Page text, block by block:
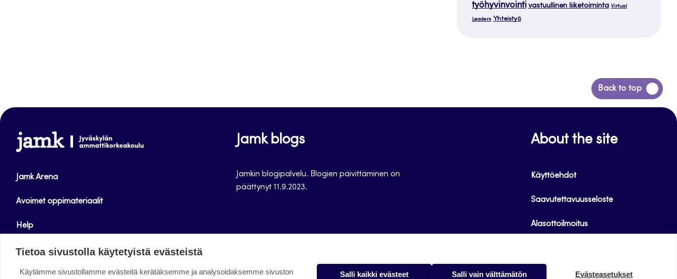
työhyvinvointi vastuullinen liiketoiminta Virtual
Leaders Yhteistyö
Back to top
Siirry
takaisin
www.jamk.fi
Jamk Arena
Avoimet oppimateriaalit
Help
Verkkolehdet
Jamk blogs
Jamkin blogipalvelu. Blogien päivittäminen on
päättynyt 11.9.2023.
About the site
Käyttöehdot
Saavutettavuusseloste
Alasottoilmoitus
Tietoa sivustolla käytetyistä evästeistä
Käytämme sivustollamme evästeitä kerätäksemme ja analysoidaksemme sivuston Salli kaikki evästeet Salli vain välttämätön Evästeasetukset